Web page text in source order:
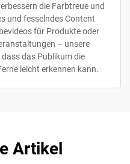
die Farbtreue und
und fesselndes Content
für Produkte oder
– unsere
das Publikum die
leicht erkennen kann.
Artikel